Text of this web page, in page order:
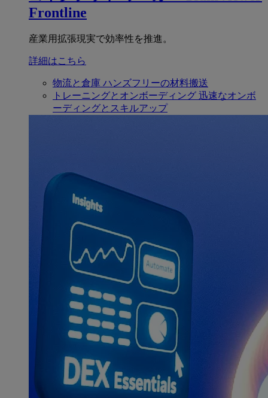
Frontline
産業用拡張現実で効率性を推進。
詳細はこちら
物流と倉庫 ハンズフリーの材料搬送
トレーニングとオンボーディング 迅速なオンボ
ーディングとスキルアップ